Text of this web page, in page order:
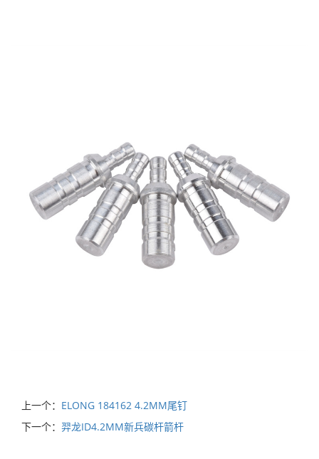
上一个： ELONG 184162 4.2MM尾钉
下一个： 羿龙ID4.2MM新兵碳杆箭杆